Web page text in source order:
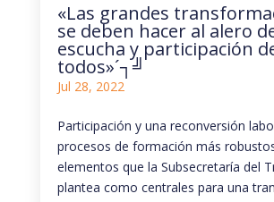
«Las grandes
se deben hacer al alero
escucha y participación
todos»´┐╝
Jul 28, 2022
Participación y una reconversión
procesos de formación más
elementos que la Subsecretaría del
plantea como centrales para una